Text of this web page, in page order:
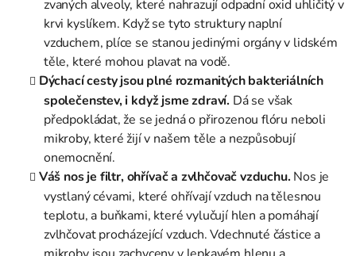
zvaných alveoly, které nahrazují odpadní oxid uhličitý v
krvi kyslíkem. Když se tyto struktury naplní
vzduchem, plíce se stanou jedinými orgány v lidském
těle, které mohou plavat na vodě.
Dýchací cesty jsou plné rozmanitých bakteriálních
společenstev, i když jsme zdraví. Dá se však
předpokládat, že se jedná o přirozenou flóru neboli
mikroby, které žijí v našem těle a nezpůsobují
onemocnění.
Váš nos je filtr, ohřívač a zvlhčovač vzduchu. Nos je
vystlaný cévami, které ohřívají vzduch na tělesnou
teplotu, a buňkami, které vylučují hlen a pomáhají
zvlhčovat procházející vzduch. Vdechnuté částice a